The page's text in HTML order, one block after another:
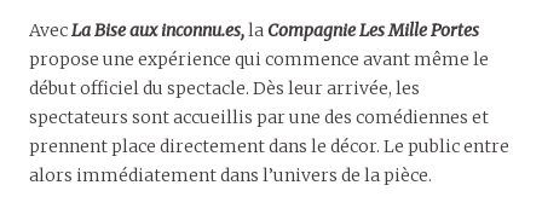
AvecLa Bise aux inconnu.es,laCompagnie Les Mille Portes
propose une expérience qui commence avant même le
début officiel du spectacle. Dès leur arrivée, les
spectateurs sont accueillis par une des comédiennes et
prennent place directement dans le décor. Le public entre
alors immédiatement dans l’univers de la pièce.